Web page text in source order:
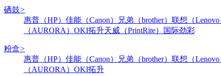
硒鼓>
惠普（HP） 佳能（Canon） 兄弟（brother） 联想（
（AURORA） OKI拓升天威（PrintRite） 国际劲彩
粉盒>
惠普（HP） 佳能（Canon） 兄弟（brother） 联想（
（AURORA） OKI拓升